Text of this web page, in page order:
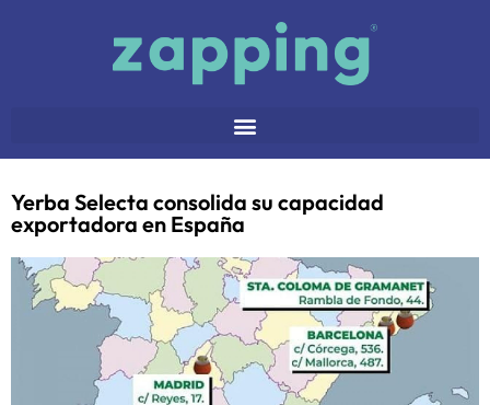
Yerba Selecta consolida su capacidad
exportadora en España